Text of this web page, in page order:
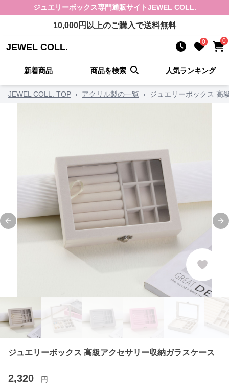
ジュエリーボックス専門通販サイトJEWEL COLL.
10,000円以上のご購入で送料無料
JEWEL COLL. 0 0
新着商品 商品を検索 人気ランキング
JEWEL COLL. TOP › アクリル製の一覧 › ジュエリーボックス 高
Previous slide
ジュエリーボックス 高級アクセサリー収納ガラスケース
2,320 円